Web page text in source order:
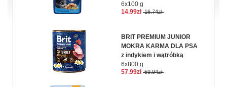
6x100 g
14.99zł 16.74zł
BRIT PREMIUM JUNIOR
MOKRA KARMA DLA PSA
z indykiem i wątróbką
6x800 g
57.99zł 59.94zł